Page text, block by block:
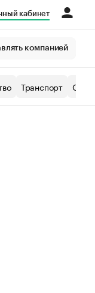
кабинет
компанией
Транспорт